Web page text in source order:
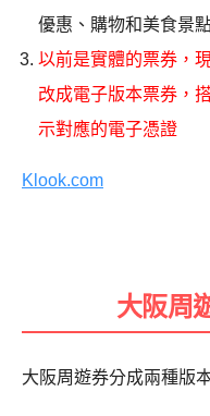
優惠、購物和美食景
以前是實體的票券，
改成電子版本票券，
示對應的電子憑證
Klook.com
大阪周
大阪周遊券分成兩種版